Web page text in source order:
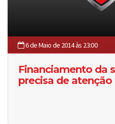
6 de Maio de 2014 às 23:00
Financiamento da
precisa de atenção